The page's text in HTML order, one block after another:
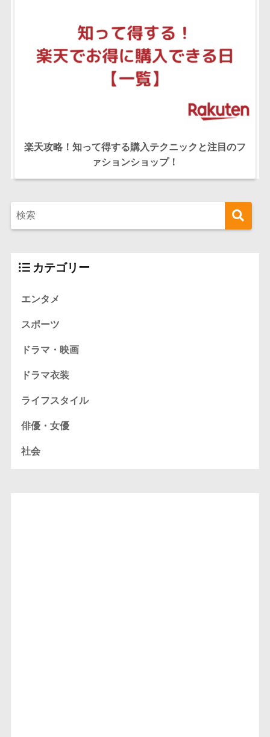
楽天攻略！知って得する購入テクニックと注目のフ
ァションショップ！
カテゴリー
エンタメ
スポーツ
ドラマ・映画
ドラマ衣装
ライフスタイル
俳優・女優
社会